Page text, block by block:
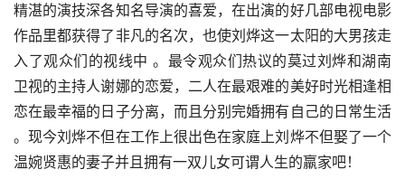
精湛的演技深各知名导演的喜爱，在出演的好几部电视电影
作品里都获得了非凡的名次，也使刘烨这一太阳的大男孩走
入了观众们的视线中 。最令观众们热议的莫过刘烨和湖南
卫视的主持人谢娜的恋爱，二人在最艰难的美好时光相逢相
恋在最幸福的日子分离，而且分别完婚拥有自己的日常生活
。现今刘烨不但在工作上很出色在家庭上刘烨不但娶了一个
温婉贤惠的妻子并且拥有一双儿女可谓人生的羸家吧！